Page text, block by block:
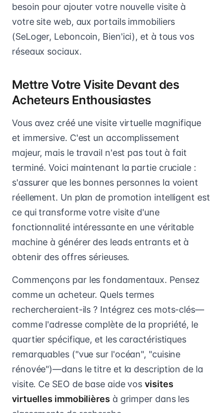
besoin pour ajouter votre nouvelle visite à
votre site web, aux portails immobiliers
(SeLoger, Leboncoin, Bien'ici), et à tous vos
réseaux sociaux.
Mettre Votre Visite Devant des
Acheteurs Enthousiastes
Vous avez créé une visite virtuelle magnifique
et immersive. C'est un accomplissement
majeur, mais le travail n'est pas tout à fait
terminé. Voici maintenant la partie cruciale :
s'assurer que les bonnes personnes la voient
réellement. Un plan de promotion intelligent est
ce qui transforme votre visite d'une
fonctionnalité intéressante en une véritable
machine à générer des leads entrants et à
obtenir des offres sérieuses.
Commençons par les fondamentaux. Pensez
comme un acheteur. Quels termes
rechercheraient-ils ? Intégrez ces mots-clés—
comme l'adresse complète de la propriété, le
quartier spécifique, et les caractéristiques
remarquables ("vue sur l'océan", "cuisine
rénovée")—dans le titre et la description de la
visite. Ce SEO de base aide vosvisites
virtuelles immobilières à grimper dans les